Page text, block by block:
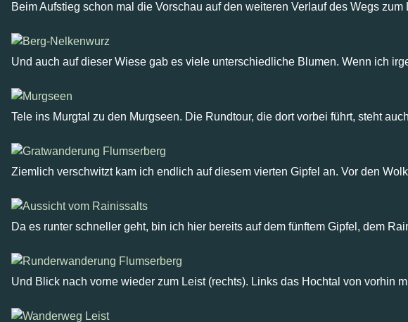
Beim Aufstieg schon mal die Vorschau auf den weiteren Verlauf des Wegs zum
Und auch auf dieser Wiese gab es viele unterschiedliche Blumen. Wenn ich
Tele ins Murgtal zu den Murgseen. Die Rundtour, die dort vorbei führt, steht
Ziemlich verschwitzt kam ich endlich auf diesem vierten Gipfel an. Vor den
Da es runter schneller geht, bin ich hier bereits auf dem fünftem Gipfel, dem
Und Blick nach vorne wieder zum Leist (rechts). Links das Hochtal von vorhin